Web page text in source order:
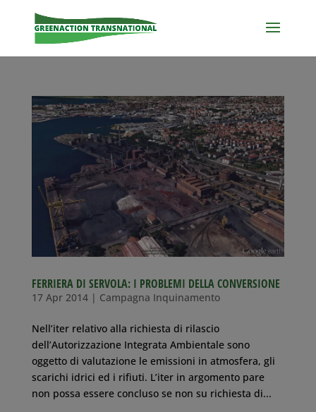
FERRIERA DI SERVOLA: I PROBLEMI DELLA CONVERSIONE
17 Apr 2014| Campagna Inquinamento
Nell’iter relativo alla richiesta di rilascio
dell’Autorizzazione Integrata Ambientale sono
oggetto di valutazione le emissioni in atmosfera, gli
scarichi idrici ed i rifiuti. L’iter in argomento pare
non possa essere concluso se non su richiesta di...